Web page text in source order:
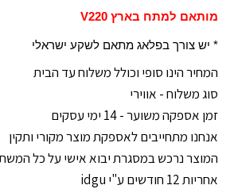
מותאם למתח בארץ 220 V
* יש צורך בפלאג מתאם לשקע ישראלי
המחיר הינו סופי וכולל משלוח עד הבית
סוג משלוח - אווירי
זמן אספקה משוער - 14 ימי עסקים
אנחנו מתחייבים לאספקת מוצר מקורי ותקין
המוצר נרכש במסגרת יבוא אישי על כל
אחריות 12 חודשים ע"י idgu